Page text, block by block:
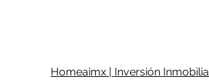
Homeaimx | Inversión Inmobilia